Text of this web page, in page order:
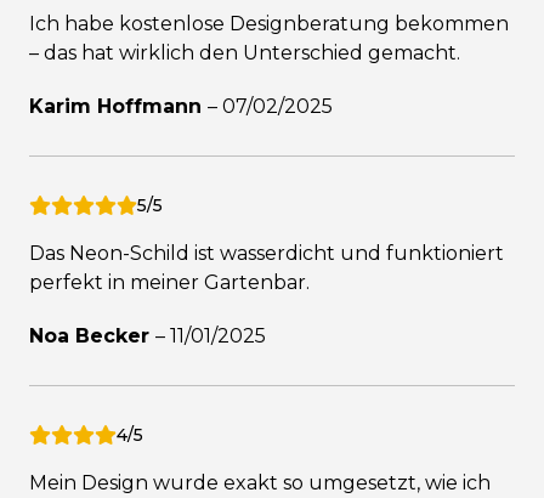
Ich habe kostenlose Designberatung bekommen
– das hat wirklich den Unterschied gemacht.
Karim Hoffmann – 07/02/2025
5/5
Das Neon-Schild ist wasserdicht und funktioniert
perfekt in meiner Gartenbar.
Noa Becker – 11/01/2025
4/5
Mein Design wurde exakt so umgesetzt, wie ich